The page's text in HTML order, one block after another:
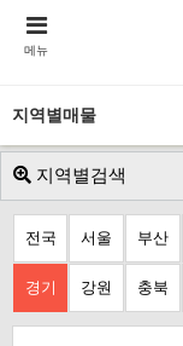
메뉴
지역별매물
지역별검색
전국 서울 부산
경기 강원 충북